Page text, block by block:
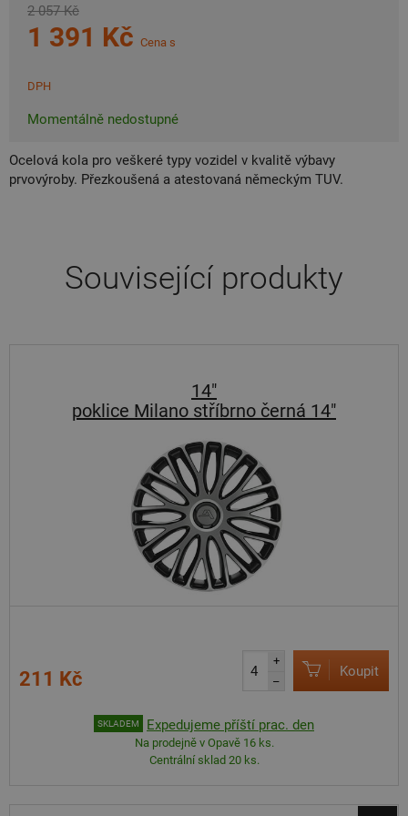
2 057 Kč
1 391 Kč Cena s
DPH
Momentálně nedostupné
Ocelová kola pro veškeré typy vozidel v kvalitě výbavy
prvovýroby. Přezkoušená a atestovaná německým TUV.
Související produkty
14"
poklice Milano stříbrno černá 14"
211 Kč
+
–
Koupit
SKLADEM Expedujeme příští prac. den
Na prodejně v Opavě 16 ks.
Centrální sklad 20 ks.